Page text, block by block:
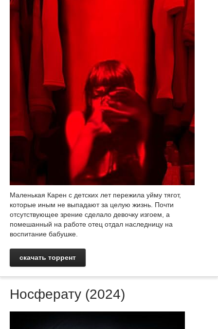
Маленькая Карен с детских лет пережила уйму тягот,
которые иным не выпадают за целую жизнь. Почти
отсутствующее зрение сделало девочку изгоем, а
помешанный на работе отец отдал наследницу на
воспитание бабушке.
скачать торрент
Носферату (2024)